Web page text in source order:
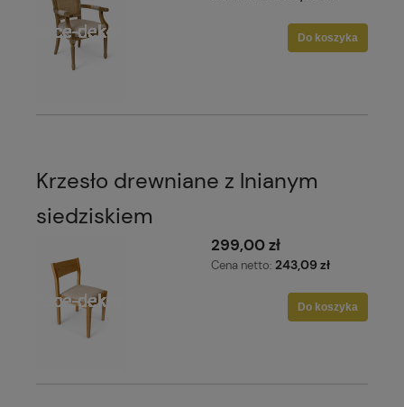
Do koszyka
Krzesło drewniane z lnianym
siedziskiem
299,00 zł
Cena netto: 243,09 zł
Do koszyka